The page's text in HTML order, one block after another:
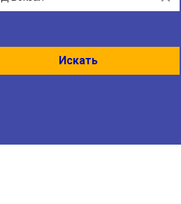
Clear
Искать